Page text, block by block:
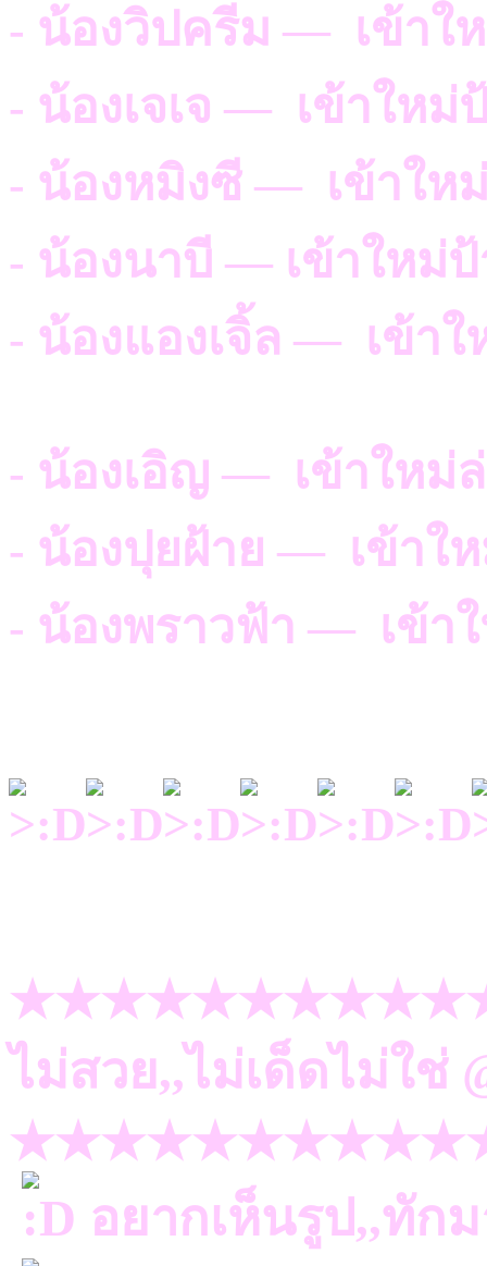
- น้องวิปครีม — เข้าใ
- น้องเจเจ — เข้าใหม่
- น้องหมิงซี — เข้าให
- น้องนาบี — เข้าใหม่
- น้องแองเจิ้ล — เข้า
- น้องเอิญ — เข้าใหม่
- น้องปุยฝ้าย — เข้าใ
- น้องพราวฟ้า — เข้า
ไม่สวย,,ไม่เด็ดไม่ใช่
อยากเห็นรูป,,ทัก